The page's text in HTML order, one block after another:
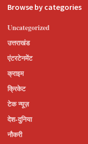
Browse by categories
Uncategorized
उत्तराखंड
एंटरटेनमेंट
क्राइम
क्रिकेट
टेक न्यूज़
देश-दुनिया
नौकरी